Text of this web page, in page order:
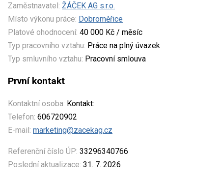
Zaměstnavatel: ŽÁČEK AG s.r.o.
Místo výkonu práce: Dobroměřice
Platové ohodnocení: 40 000 Kč / měsíc
Typ pracovního vztahu: Práce na plný úvazek
Typ smluvního vztahu: Pracovní smlouva
První kontakt
Kontaktní osoba: Kontakt:
Telefon: 606720902
E-mail: marketing@zacekag.cz
Referenční číslo ÚP: 33296340766
Poslední aktualizace: 31. 7. 2026